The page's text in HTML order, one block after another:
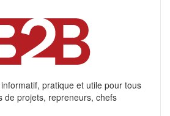
pratique et utile pour tous
de projets, repreneurs, chefs